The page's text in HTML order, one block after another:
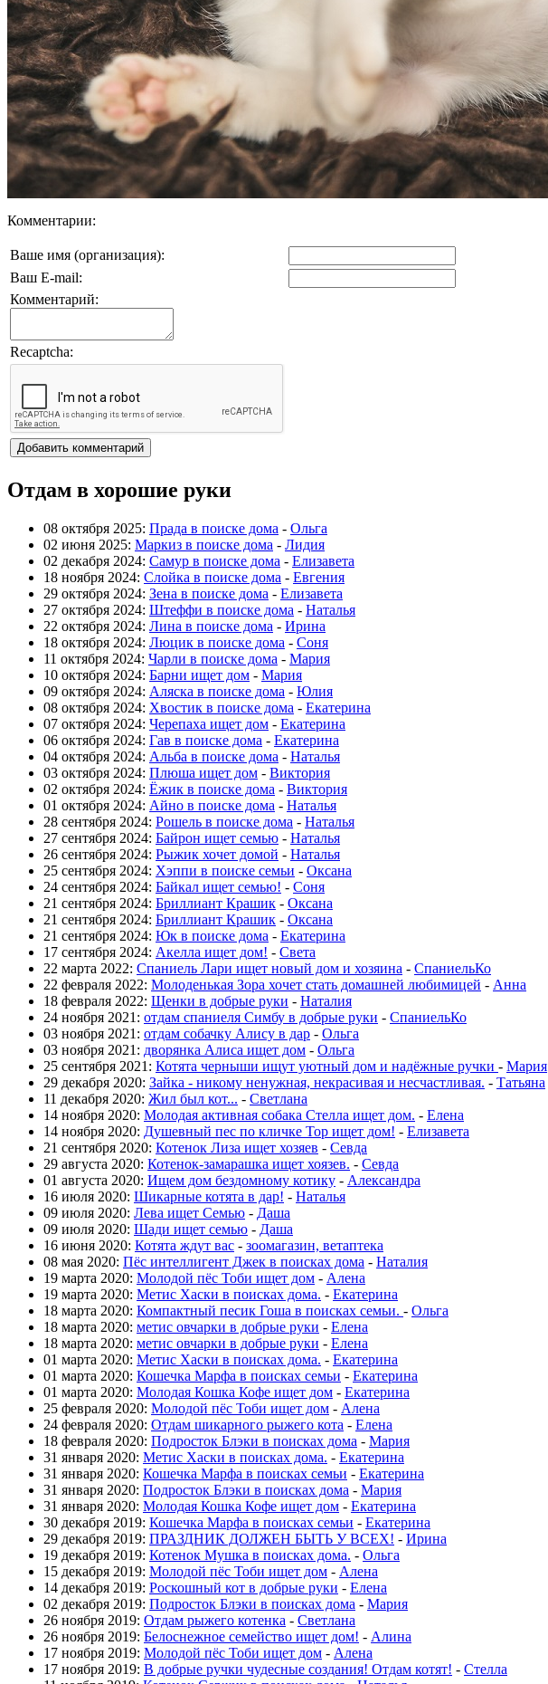
Комментарии:
Ваше имя (организация):
Ваш E-mail:
Комментарий:
Recaptcha:
Отдам в хорошие руки
08 октября 2025: Прада в поиске дома - Ольга
02 июня 2025: Маркиз в поиске дома - Лидия
02 декабря 2024: Самур в поиске дома - Елизавета
18 ноября 2024: Слойка в поиске дома - Евгения
29 октября 2024: Зена в поиске дома - Елизавета
27 октября 2024: Штеффи в поиске дома - Наталья
22 октября 2024: Лина в поиске дома - Ирина
18 октября 2024: Люцик в поиске дома - Соня
11 октября 2024: Чарли в поиске дома - Мария
10 октября 2024: Барни ищет дом - Мария
09 октября 2024: Аляска в поиске дома - Юлия
08 октября 2024: Хвостик в поиске дома - Екатерина
07 октября 2024: Черепаха ищет дом - Екатерина
06 октября 2024: Гав в поиске дома - Екатерина
04 октября 2024: Альба в поиске дома - Наталья
03 октября 2024: Плюша ищет дом - Виктория
02 октября 2024: Ёжик в поиске дома - Виктория
01 октября 2024: Айно в поиске дома - Наталья
28 сентября 2024: Рошель в поиске дома - Наталья
27 сентября 2024: Байрон ищет семью - Наталья
26 сентября 2024: Рыжик хочет домой - Наталья
25 сентября 2024: Хэппи в поиске семьи - Оксана
24 сентября 2024: Байкал ищет семью! - Соня
21 сентября 2024: Бриллиант Крашик - Оксана
21 сентября 2024: Бриллиант Крашик - Оксана
21 сентября 2024: Юк в поиске дома - Екатерина
17 сентября 2024: Акелла ищет дом! - Света
22 марта 2022: Спаниель Лари ищет новый дом и хозяина - СпаниельКо
22 февраля 2022: Молоденькая Зора хочет стать домашней любимицей - Анна
18 февраля 2022: Щенки в добрые руки - Наталия
24 ноября 2021: отдам спаниеля Симбу в добрые руки - СпаниельКо
03 ноября 2021: отдам собачку Алису в дар - Ольга
03 ноября 2021: дворянка Алиса ищет дом - Ольга
25 сентября 2021: Котята черныши ищут уютный дом и надёжные ручки - Мария
29 декабря 2020: Зайка - никому ненужная, некрасивая и несчастливая. - Татьяна
11 декабря 2020: Жил был кот... - Светлана
14 ноября 2020: Молодая активная собака Стелла ищет дом. - Елена
14 ноября 2020: Душевный пес по кличке Тор ищет дом! - Елизавета
21 сентября 2020: Котенок Лиза ищет хозяев - Севда
29 августа 2020: Котенок-замарашка ищет хоязев. - Севда
01 августа 2020: Ищем дом бездомному котику - Александра
16 июля 2020: Шикарные котята в дар! - Наталья
09 июля 2020: Лева ищет Семью - Даша
09 июля 2020: Шади ищет семью - Даша
16 июня 2020: Котята ждут вас - зоомагазин, ветаптека
08 мая 2020: Пёс интеллигент Джек в поисках дома - Наталия
19 марта 2020: Молодой пёс Тоби ищет дом - Алена
19 марта 2020: Метис Хаски в поисках дома. - Екатерина
18 марта 2020: Компактный песик Гоша в поисках семьи. - Ольга
18 марта 2020: метис овчарки в добрые руки - Елена
18 марта 2020: метис овчарки в добрые руки - Елена
01 марта 2020: Метис Хаски в поисках дома. - Екатерина
01 марта 2020: Кошечка Марфа в поисках семьи - Екатерина
01 марта 2020: Молодая Кошка Кофе ищет дом - Екатерина
25 февраля 2020: Молодой пёс Тоби ищет дом - Алена
24 февраля 2020: Отдам шикарного рыжего кота - Елена
18 февраля 2020: Подросток Блэки в поисках дома - Мария
31 января 2020: Метис Хаски в поисках дома. - Екатерина
31 января 2020: Кошечка Марфа в поисках семьи - Екатерина
31 января 2020: Подросток Блэки в поисках дома - Мария
31 января 2020: Молодая Кошка Кофе ищет дом - Екатерина
30 декабря 2019: Кошечка Марфа в поисках семьи - Екатерина
29 декабря 2019: ПРАЗДНИК ДОЛЖЕН БЫТЬ У ВСЕХ! - Ирина
19 декабря 2019: Котенок Мушка в поисках дома. - Ольга
15 декабря 2019: Молодой пёс Тоби ищет дом - Алена
14 декабря 2019: Роскошный кот в добрые руки - Елена
02 декабря 2019: Подросток Блэки в поисках дома - Мария
26 ноября 2019: Отдам рыжего котенка - Светлана
26 ноября 2019: Белоснежное семейство ищет дом! - Алина
17 ноября 2019: Молодой пёс Тоби ищет дом - Алена
17 ноября 2019: В добрые ручки чудесные создания! Отдам котят! - Стелла